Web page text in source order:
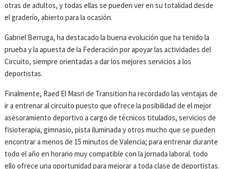
otras de adultos, y todas ellas se pueden ver en su totalidad desde
el graderío, abierto para la ocasión.
Gabriel Berruga, ha destacado la buena evolución que ha tenido la
prueba y la apuesta de la Federación por apoyar las actividades del
Circuito, siempre orientadas a dar los mejores servicios a los
deportistas.
Finalmente, Raed El Masri de Transition ha recordado las ventajas de
ir a entrenar al circuito puesto que ofrece la posibilidad de el mejor
asesoramiento deportivo a cargo de técnicos titulados, servicios de
fisioterapia, gimnasio, pista iluminada y otros mucho que se pueden
encontrar a menos de 15 minutos de Valencia; para entrenar durante
todo el año en horario muy compatible con la jornada laboral. todo
ello ofrece una oportunidad para mejorar a toda clase de deportistas.